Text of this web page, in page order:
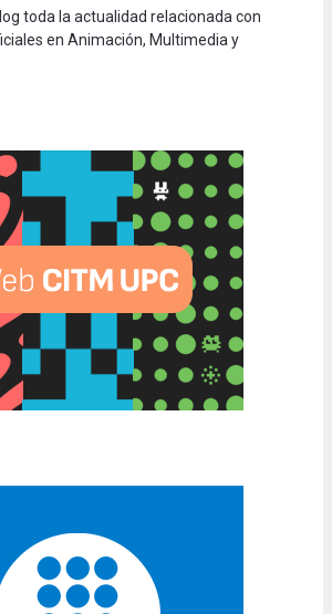
toda la actualidad relacionada con
en Animación, Multimedia y